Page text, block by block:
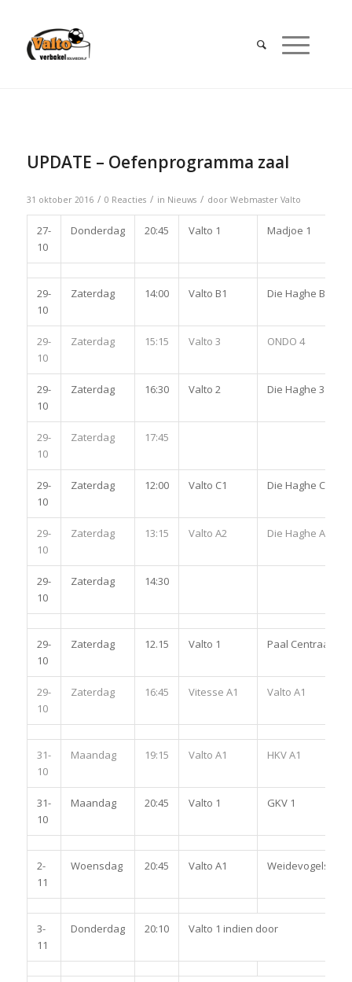
UPDATE – Oefenprogramma zaal
31 oktober 2016 / 0 Reacties / in Nieuws / door Webmaster Valto
27-
10
Donderdag 20:45 Valto 1 Madjoe 1
29-
10
Zaterdag 14:00 Valto B1 Die Haghe B1
29-
10
Zaterdag 15:15 Valto 3 ONDO 4
29-
10
Zaterdag 16:30 Valto 2 Die Haghe 3
29-
10
Zaterdag 17:45
29-
10
Zaterdag 12:00 Valto C1 Die Haghe C1
29-
10
Zaterdag 13:15 Valto A2 Die Haghe A2
29-
10
Zaterdag 14:30
29-
10
Zaterdag 12.15 Valto 1 Paal Centraal 1
29-
10
Zaterdag 16:45 Vitesse A1 Valto A1
31-
10
Maandag 19:15 Valto A1 HKV A1
31-
10
Maandag 20:45 Valto 1 GKV 1
2-
11
Woensdag 20:45 Valto A1 Weidevogels A1
3-
11
Donderdag 20:10 Valto 1 indien door